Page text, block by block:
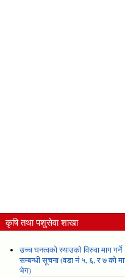
कृषि तथा पशुसेवा शाखा
उच्च घनत्वको स्याउको विरुवा माग गर्ने
सम्बन्धी सूचना (वडा नं ५, ६, र ७ को
भेग)